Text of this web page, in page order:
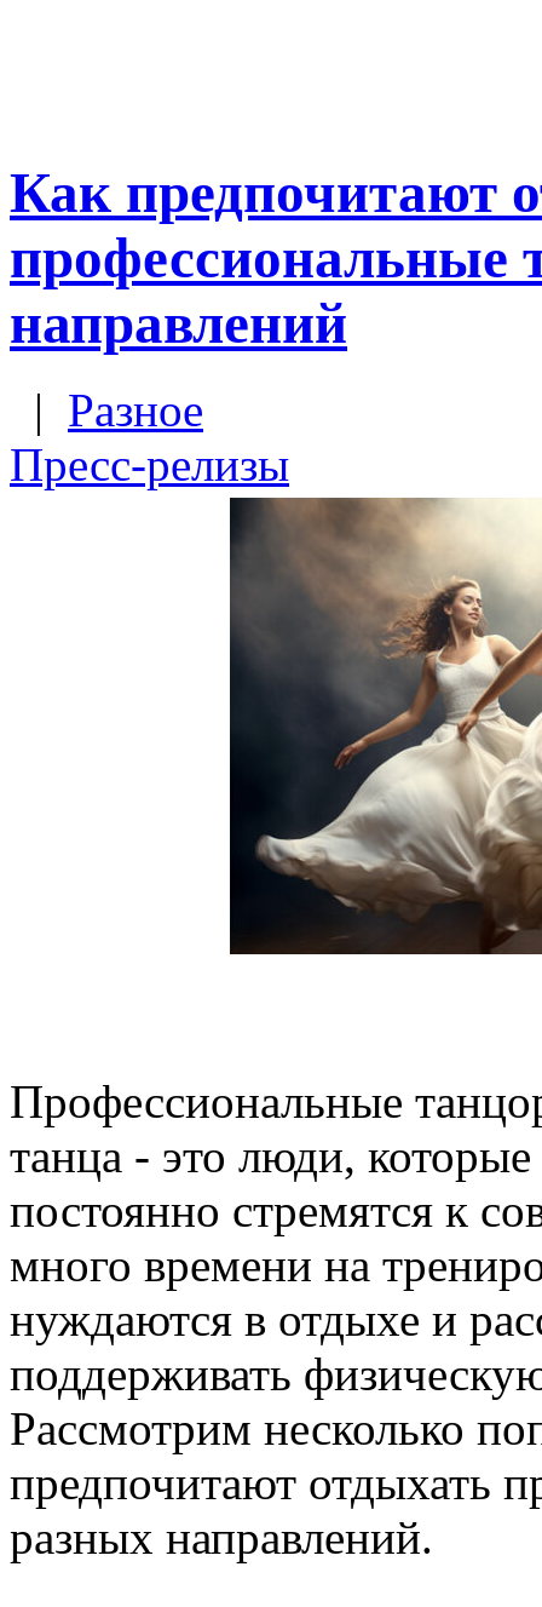
Как предпочитают
профессиональные
направлений
| Разное
Пресс-релизы
Профессиональные
танца - это люди,
постоянно стремятся к
много времени на
нуждаются в отдыхе и
поддерживать
Рассмотрим несколько
предпочитают отдыхать
разных направлений.